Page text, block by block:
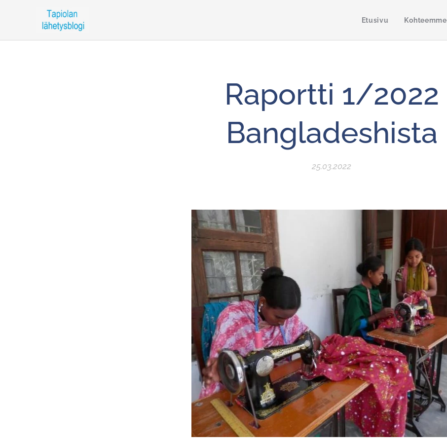
Etusivu Kohteemme
Raportti 1/2022
Bangladeshista
25.03.2022